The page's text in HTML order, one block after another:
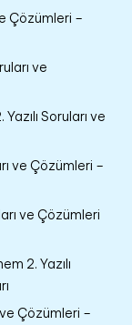
Çözümleri –
ve
Soruları ve
ve Çözümleri –
ve Çözümleri
2. Yazılı
ve Çözümleri –